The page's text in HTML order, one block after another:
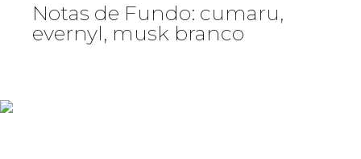
Notas de Fundo: cumaru,
evernyl, musk branco